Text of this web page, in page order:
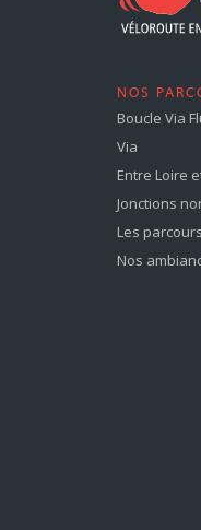
NOS
Boucle Via
Via
Entre Loire
Jonctions
Les parcours
Nos